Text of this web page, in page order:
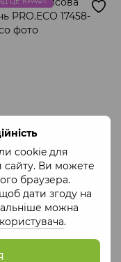
cookie для
сайту. Ви можете
браузера.
дати згоду на
можна
.
гіпсова Олень